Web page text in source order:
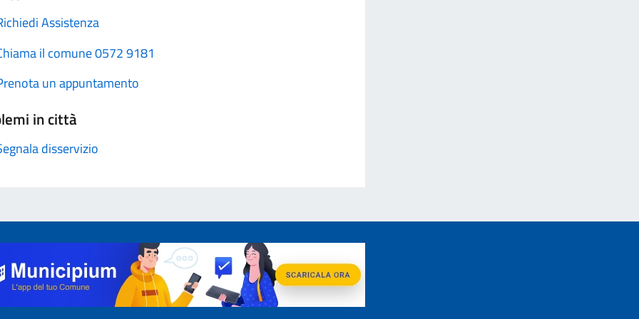
Assistenza
il comune 0572 9181
un appuntamento
in città
disservizio